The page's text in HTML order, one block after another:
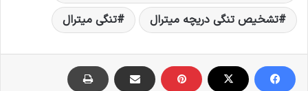
تشخیص تنگی دریچه میترال
تنگی میترال